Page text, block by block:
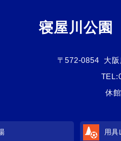
寝屋川公園
〒572-0854
大
TEL:
休
用具